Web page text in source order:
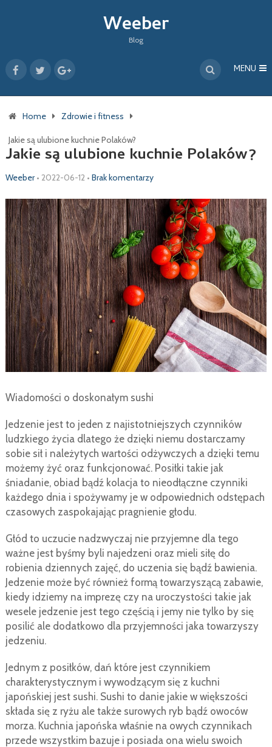
Weeber
Blog
MENU
Home Zdrowie i fitness
Jakie są ulubione kuchnie Polaków?
Jakie są ulubione kuchnie Polaków?
Weeber • 2022-06-12• Brak komentarzy
Wiadomości o doskonałym sushi
Jedzenie jest to jeden z najistotniejszych czynników
ludzkiego życia dlatego że dzięki niemu dostarczamy
sobie sił i należytych wartości odżywczych a dzięki temu
możemy żyć oraz funkcjonować. Posiłki takie jak
śniadanie, obiad bądź kolacja to nieodłączne czynniki
każdego dnia i spożywamy je w odpowiednich odstępach
czasowych zaspokajając pragnienie głodu.
Głód to uczucie nadzwyczaj nie przyjemne dla tego
ważne jest byśmy byli najedzeni oraz mieli siłę do
robienia dziennych zajęć, do uczenia się bądź bawienia.
Jedzenie może być również formą towarzyszącą zabawie,
kiedy idziemy na imprezę czy na uroczystości takie jak
wesele jedzenie jest tego częścią i jemy nie tylko by się
posilić ale dodatkowo dla przyjemności jaka towarzyszy
jedzeniu.
Jednym z posiłków, dań które jest czynnikiem
charakterystycznym i wywodzącym się z kuchni
japońskiej jest sushi. Sushi to danie jakie w większości
składa się z ryżu ale także surowych ryb bądź owoców
morza. Kuchnia japońska właśnie na owych czynnikach
przede wszystkim bazuje i posiada ona wielu swoich